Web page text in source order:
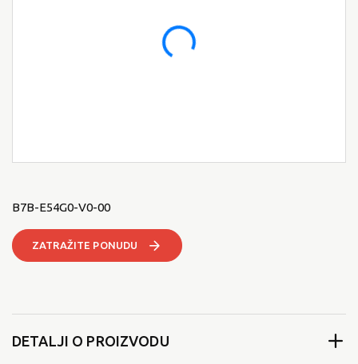
B7B-E54G0-V0-00
ZATRAŽITE PONUDU
DETALJI O PROIZVODU